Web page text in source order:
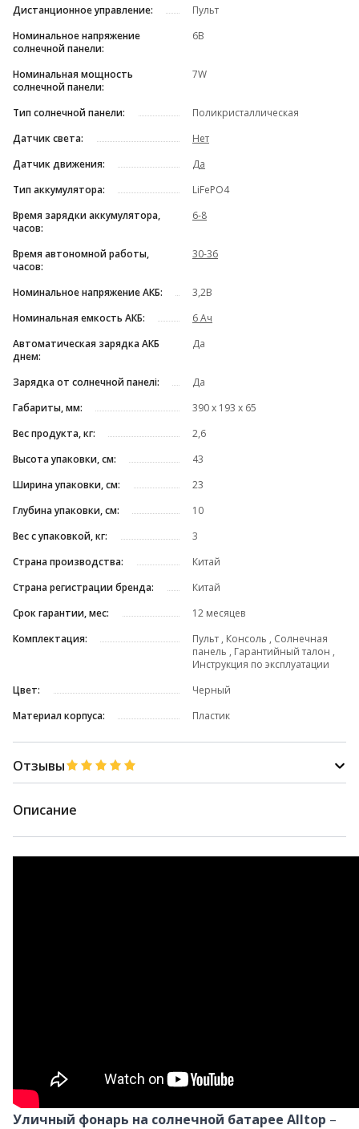
Дистанционное управление:
Пульт
Номинальное напряжение
солнечной панели:
6В
Номинальная мощность
солнечной панели:
7W
Тип солнечной панели:
Поликристаллическая
Датчик света:
Нет
Датчик движения:
Да
Тип аккумулятора:
LiFePO4
Время зарядки аккумулятора,
часов:
6-8
Время автономной работы,
часов:
30-36
Номинальное напряжение АКБ:
3,2В
Номинальная емкость АКБ:
6 Ач
Автоматическая зарядка АКБ
днем:
Да
Зарядка от солнечной панелі:
Да
Габариты, мм:
390 х 193 х 65
Вес продукта, кг:
2,6
Высота упаковки, см:
43
Ширина упаковки, см:
23
Глубина упаковки, см:
10
Вес с упаковкой, кг:
3
Страна производства:
Китай
Страна регистрации бренда:
Китай
Срок гарантии, мес:
12 месяцев
Комплектация:
Пульт , Консоль , Солнечная
панель , Гарантийный талон ,
Инструкция по эксплуатации
Цвет:
Черный
Материал корпуса:
Пластик
Отзывы
Описание
Уличный фонарь на солнечной батарее Alltop –